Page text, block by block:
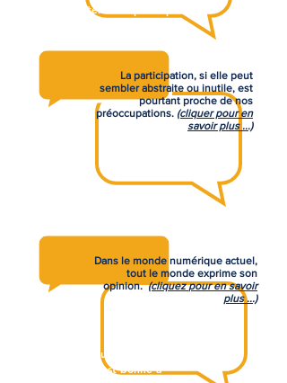
Quel est l'intérêt de participer
La participation, si elle peut
sembler abstraite ou inutile, est
pourtant proche de nos
préoccupations. (cliquer pour en
savoir plus ...)
Est ce que tout le monde à
Dans le monde numérique actuel,
tout le monde exprime son
opinion.(cliquezpour en savoir
plus ...)
Mais est ce que toute
participation est bonne à